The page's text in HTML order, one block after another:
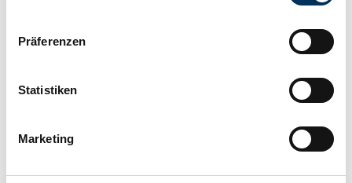
Präferenzen
Statistiken
Marketing
Breite:
Höhe: